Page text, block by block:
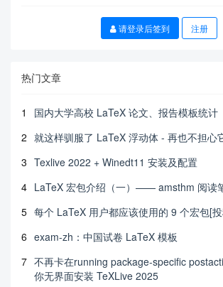
请登录后签到 注册
热门文章
1
国内大学高校 LaTeX 论文、报告模板统计
2 就这样驯服了 LaTeX 浮动体 - 再也不担心
3 Texlive 2022 + Winedt11 安装及配置
4 LaTeX 宏包介绍（一）—— amsthm 阅读
5 每个 LaTeX 用户都应该使用的 9 个宏包[
6 exam-zh：中国试卷 LaTeX 模板
7 不再卡在running package-specific
你无界面安装 TeXLive 2025